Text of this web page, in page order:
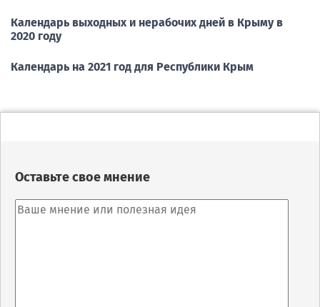
Календарь выходных и нерабочих дней в Крыму в
2020 году
Календарь на 2021 год для Республики Крым
Оставьте свое мнение